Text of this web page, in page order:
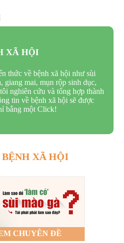
XÃ HỘI
thức về bệnh xã hội như sùi
giang mai, mụn rộp sinh dục,
nghiên cứu và tổng hợp thành
tin về bệnh xã hội sẽ được
bằng một Click!
BỆNH XÃ HỘI
CHUYÊN ĐỀ